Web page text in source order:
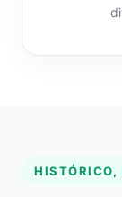
HISTÓRICO,